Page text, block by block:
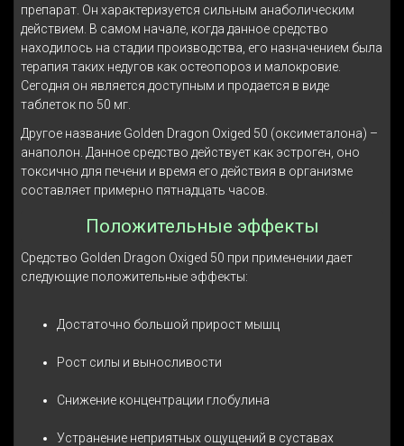
препарат. Он характеризуется сильным анаболическим
действием. В самом начале, когда данное средство
находилось на стадии производства, его назначением была
терапия таких недугов как остеопороз и малокровие.
Сегодня он является доступным и продается в виде
таблеток по 50 мг.
Другое название Golden Dragon Oxiged 50 (оксиметалона) –
анаполон. Данное средство действует как эстроген, оно
токсично для печени и время его действия в организме
составляет примерно пятнадцать часов.
Положительные эффекты
Средство Golden Dragon Oxiged 50 при применении дает
следующие положительные эффекты:
Достаточно большой прирост мышц
Рост силы и выносливости
Снижение концентрации глобулина
Устранение неприятных ощущений в суставах